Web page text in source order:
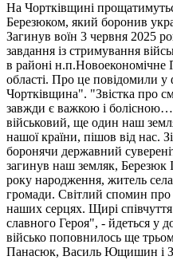
На Чортківщині
Березюком, який боронив
Загинув воїн 3 червня 2025
завдання із стримування
в районі н.п.Новоекономічне
області. Про це повідомили
Чортківщина". "Звістка про
завжди є важкою і
військовий, ще один наш
нашої країни, пішов від нас.
боронячи державний
загинув наш земляк, Березюк
року народження, житель
громади. Світлий спомин
наших серцях. Щирі
славного Героя", - йдеться у
військо поповнилось ще
Панасюк, Василь Ющишин і